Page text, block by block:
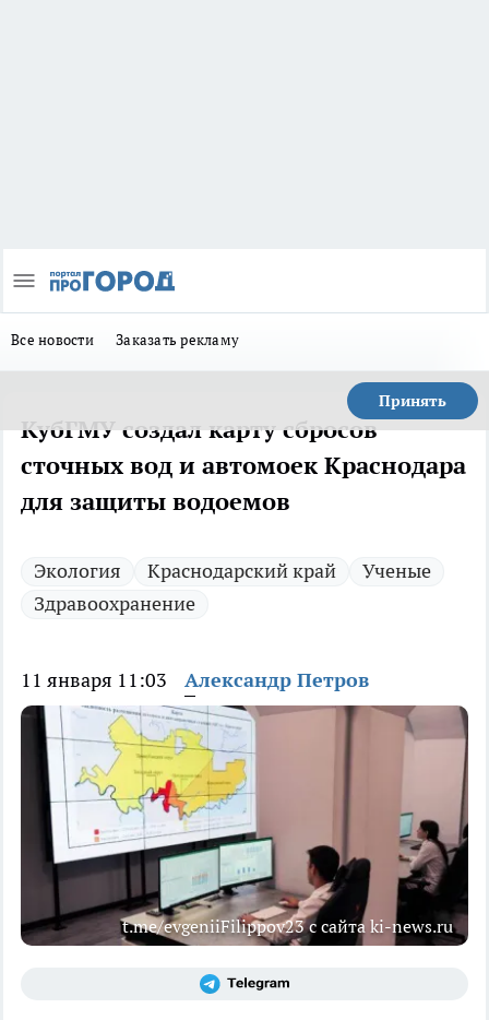
Все новости Заказать рекламу
Принять
КубГМУ создал карту сбросов
сточных вод и автомоек Краснодара
для защиты водоемов
Экология Краснодарский край
Ученые
Здравоохранение
11 января 11:03 Александр Петров
t.me/evgeniiFilippov23 с сайта ki-news.ru